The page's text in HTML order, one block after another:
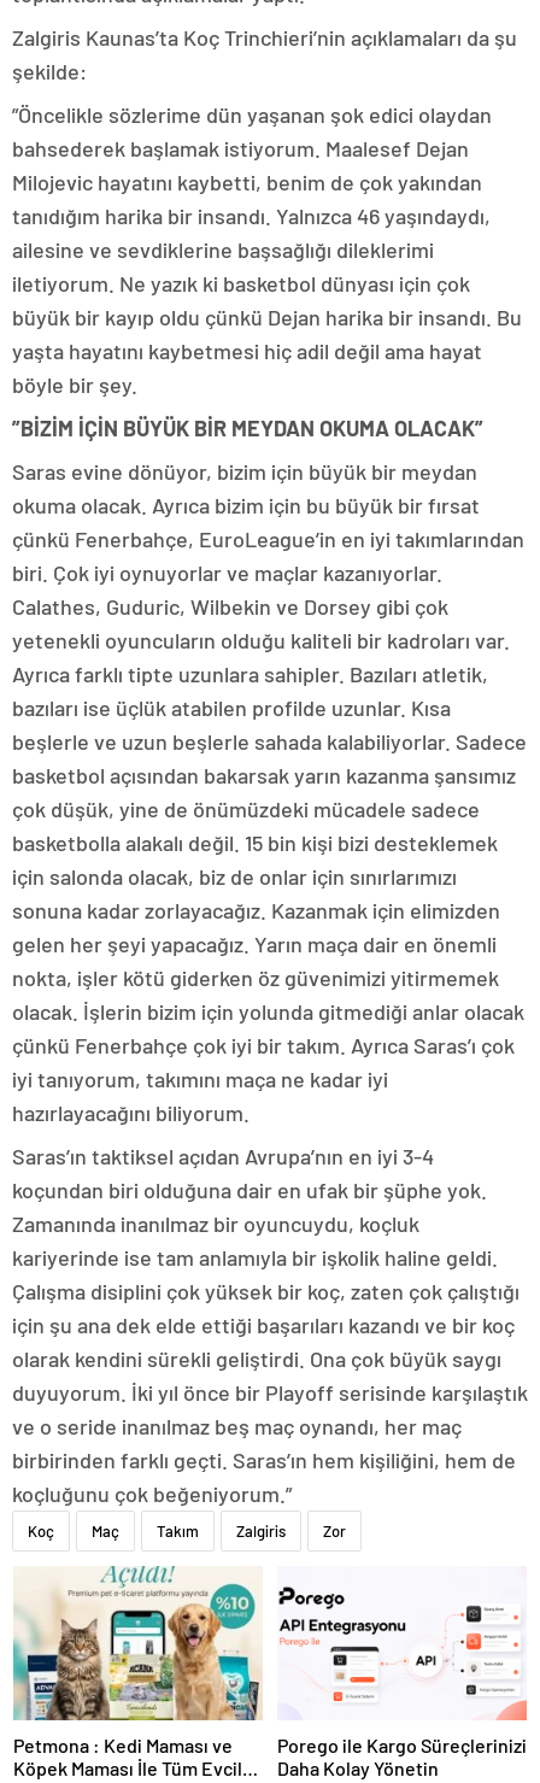
Zalgiris Kaunas’ta Koç Trinchieri’nin açıklamaları da şu
şekilde:
”Öncelikle sözlerime dün yaşanan şok edici olaydan
bahsederek başlamak istiyorum. Maalesef Dejan
Milojevic hayatını kaybetti, benim de çok yakından
tanıdığım harika bir insandı. Yalnızca 46 yaşındaydı,
ailesine ve sevdiklerine başsağlığı dileklerimi
iletiyorum. Ne yazık ki basketbol dünyası için çok
büyük bir kayıp oldu çünkü Dejan harika bir insandı. Bu
yaşta hayatını kaybetmesi hiç adil değil ama hayat
böyle bir şey.
”BİZİM İÇİN BÜYÜK BİR MEYDAN OKUMA OLACAK”
Saras evine dönüyor, bizim için büyük bir meydan
okuma olacak. Ayrıca bizim için bu büyük bir fırsat
çünkü Fenerbahçe, EuroLeague’in en iyi takımlarından
biri. Çok iyi oynuyorlar ve maçlar kazanıyorlar.
Calathes, Guduric, Wilbekin ve Dorsey gibi çok
yetenekli oyuncuların olduğu kaliteli bir kadroları var.
Ayrıca farklı tipte uzunlara sahipler. Bazıları atletik,
bazıları ise üçlük atabilen profilde uzunlar. Kısa
beşlerle ve uzun beşlerle sahada kalabiliyorlar. Sadece
basketbol açısından bakarsak yarın kazanma şansımız
çok düşük, yine de önümüzdeki mücadele sadece
basketbolla alakalı değil. 15 bin kişi bizi desteklemek
için salonda olacak, biz de onlar için sınırlarımızı
sonuna kadar zorlayacağız. Kazanmak için elimizden
gelen her şeyi yapacağız. Yarın maça dair en önemli
nokta, işler kötü giderken öz güvenimizi yitirmemek
olacak. İşlerin bizim için yolunda gitmediği anlar olacak
çünkü Fenerbahçe çok iyi bir takım. Ayrıca Saras’ı çok
iyi tanıyorum, takımını maça ne kadar iyi
hazırlayacağını biliyorum.
Saras’ın taktiksel açıdan Avrupa’nın en iyi 3-4
koçundan biri olduğuna dair en ufak bir şüphe yok.
Zamanında inanılmaz bir oyuncuydu, koçluk
kariyerinde ise tam anlamıyla bir işkolik haline geldi.
Çalışma disiplini çok yüksek bir koç, zaten çok çalıştığı
için şu ana dek elde ettiği başarıları kazandı ve bir koç
olarak kendini sürekli geliştirdi. Ona çok büyük saygı
duyuyorum. İki yıl önce bir Playoff serisinde karşılaştık
ve o seride inanılmaz beş maç oynandı, her maç
birbirinden farklı geçti. Saras’ın hem kişiliğini, hem de
koçluğunu çok beğeniyorum.”
Koç Maç Takım Zalgiris Zor
Petmona : Kedi Maması ve
Köpek Maması İle Tüm Evcil
Porego ile Kargo Süreçlerinizi
Daha Kolay Yönetin